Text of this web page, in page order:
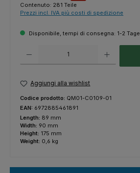
Contenuto: 281 Teile
Prezzi incl. IVA più costi di spedizione
Disponibile, tempi di consegna: 1-2 Tage
Aggiungi alla wishlist
Codice prodotto: QM01-C0109-01
EAN: 6972885461891
Length: 89 mm
Width: 90 mm
Height: 175 mm
Weight: 0,6 kg